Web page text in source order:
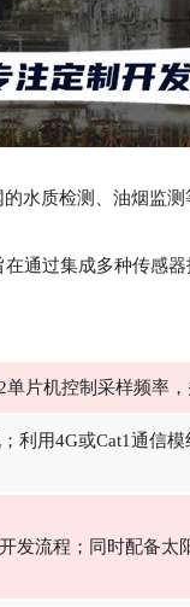
水质检测、油烟监
过集成多种传感
片机控制采样频率
利用4G或Cat1通信
流程；同时配备